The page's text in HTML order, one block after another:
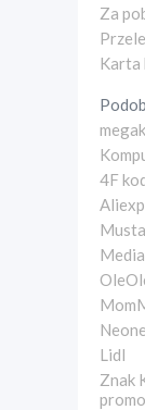
Za
Karta
4F
Lidl
Znak